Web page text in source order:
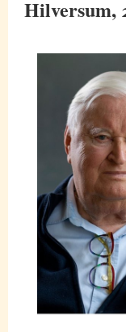
Hilversum,